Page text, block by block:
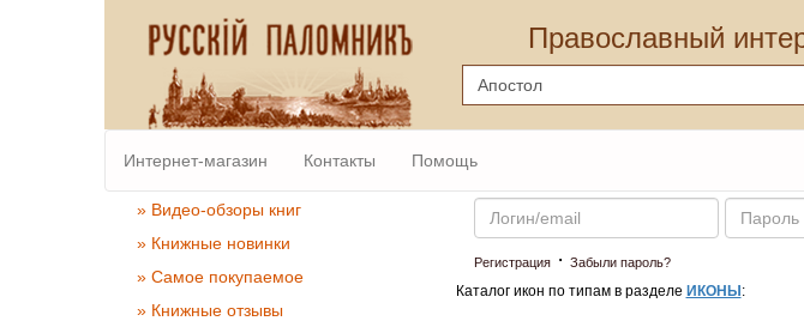
Православный
Интернет-магазин Контакты Помощь
» Видео-обзоры книг
» Книжные новинки
» Самое покупаемое
» Книжные отзывы
Email Пароль
Регистрация· Забыли пароль?
Каталог икон по типам в разделе ИКОНЫ :